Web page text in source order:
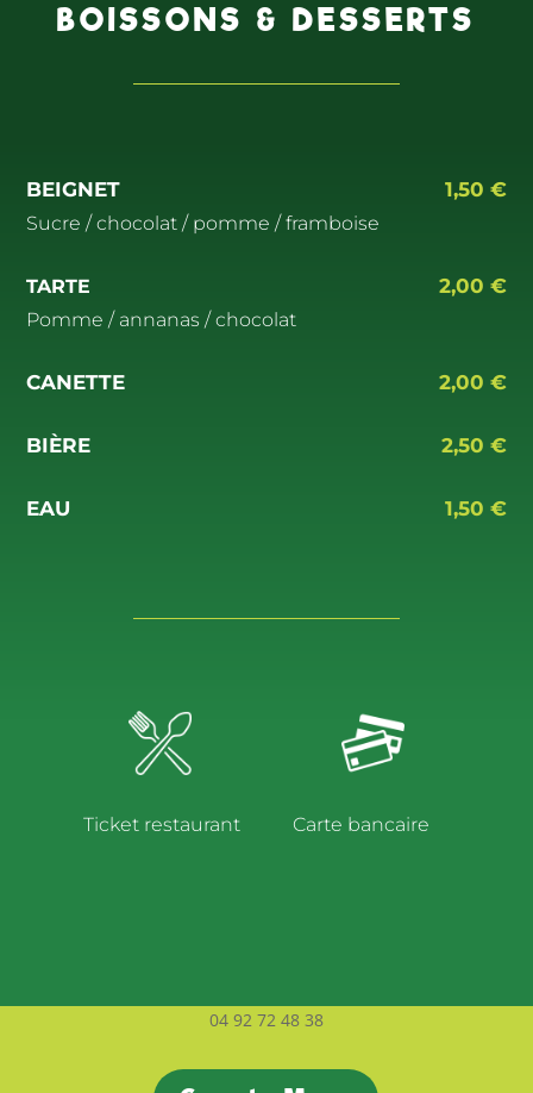
BOISSONS & DESSERTS
BEIGNET 1,50 €
Sucre / chocolat / pomme / framboise
TARTE 2,00 €
Pomme / annanas / chocolat
CANETTE
BIÈRE
EAU
2,00 €
2,50 €
1,50 €
Ticket restaurant Carte bancaire
04 92 72 48 38